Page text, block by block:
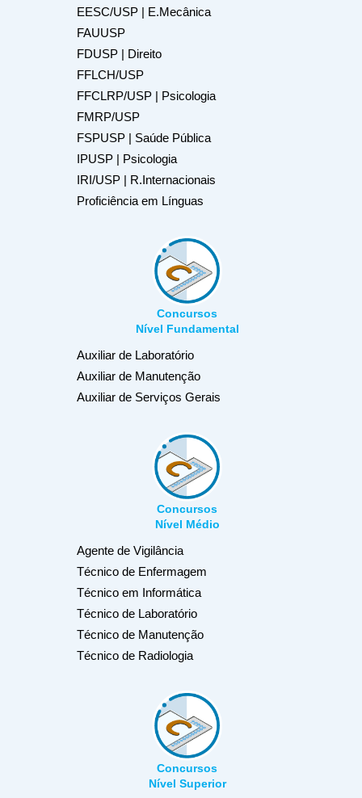
EESC/USP | E.Mecânica
FAUUSP
FDUSP | Direito
FFLCH/USP
FFCLRP/USP | Psicologia
FMRP/USP
FSPUSP | Saúde Pública
IPUSP | Psicologia
IRI/USP | R.Internacionais
Proficiência em Línguas
Concursos
Nível Fundamental
Auxiliar de Laboratório
Auxiliar de Manutenção
Auxiliar de Serviços Gerais
Concursos
Nível Médio
Agente de Vigilância
Técnico de Enfermagem
Técnico em Informática
Técnico de Laboratório
Técnico de Manutenção
Técnico de Radiologia
Concursos
Nível Superior